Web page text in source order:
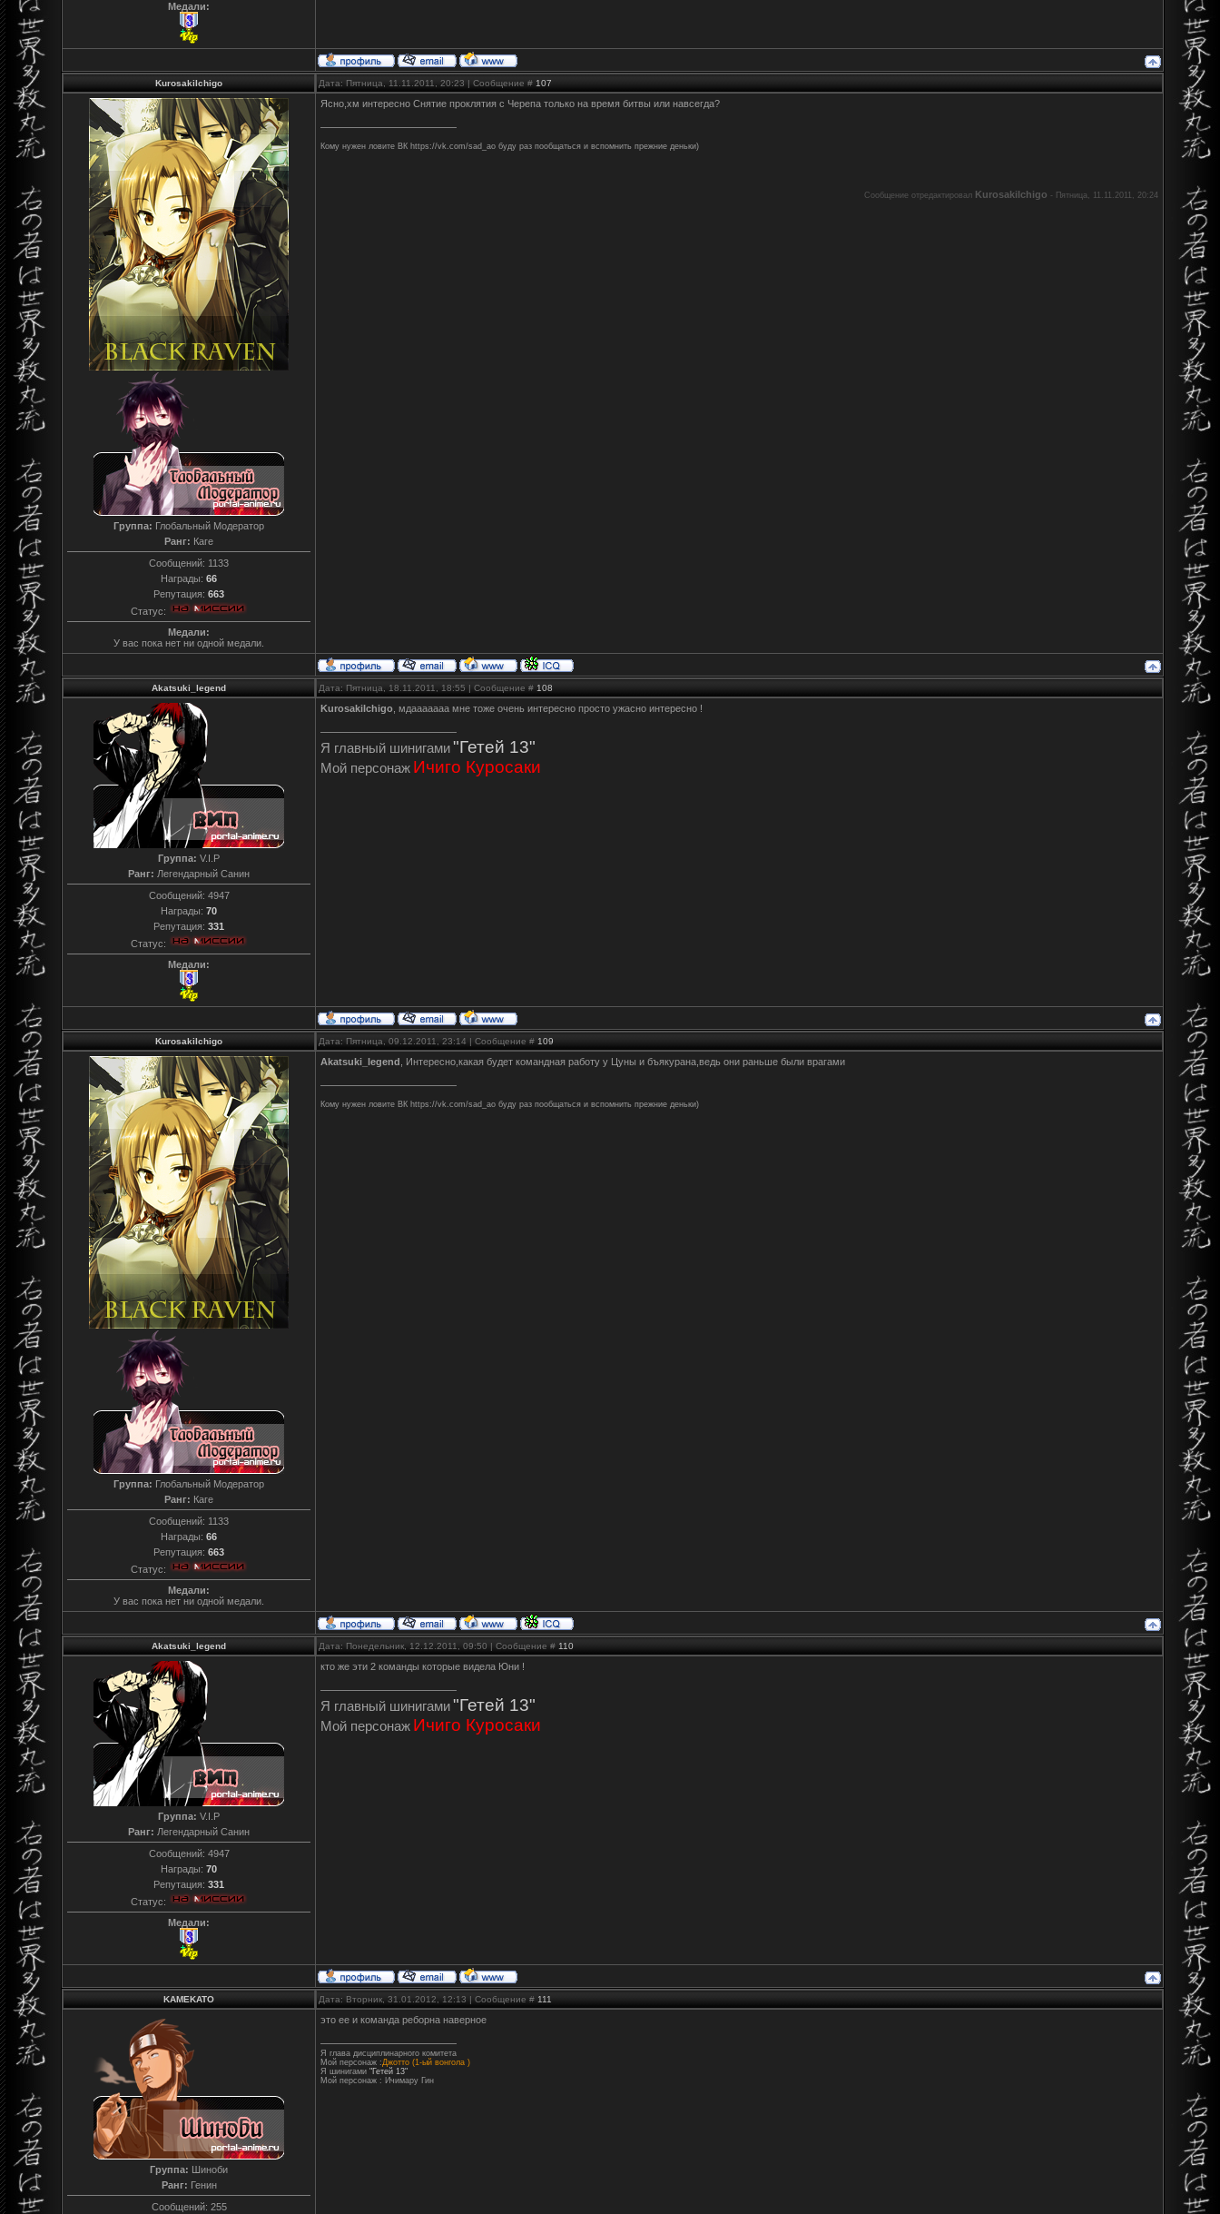
Медали:
KurosakiIchigo Дата: Пятница, 11.11.2011, 20:23 | Сообщение # 107
Группа: Глобальный Модератор
Ранг: Каге
Сообщений: 1133
Награды: 66
Репутация: 663
Статус:
Медали:
У вас пока нет ни одной медали.
Ясно,хм интересно Снятие проклятия с Черепа только на время битвы или навсегда?
Кому нужен ловите ВК https://vk.com/sad_ao буду раз пообщаться и вспомнить прежние деньки)
Сообщение отредактировал KurosakiIchigo - Пятница, 11.11.2011, 20:24
Akatsuki_legend Дата: Пятница, 18.11.2011, 18:55 | Сообщение # 108
Группа: V.I.P
Ранг: Легендарный Санин
Сообщений: 4947
Награды: 70
Репутация: 331
Статус:
Медали:
KurosakiIchigo , мдааааааа мне тоже очень интересно просто ужасно интересно !
Я главный шинигами"Гетей 13"
Мой персонаж Ичиго Куросаки
KurosakiIchigo Дата: Пятница, 09.12.2011, 23:14 | Сообщение # 109
Группа: Глобальный Модератор
Ранг: Каге
Сообщений: 1133
Награды: 66
Репутация: 663
Статус:
Медали:
У вас пока нет ни одной медали.
Akatsuki_legend , Интересно,какая будет командная работу у Цуны и бъякурана,ведь они раньше были врагами
Кому нужен ловите ВК https://vk.com/sad_ao буду раз пообщаться и вспомнить прежние деньки)
Akatsuki_legend Дата: Понедельник, 12.12.2011, 09:50 | Сообщение # 110
Группа: V.I.P
Ранг: Легендарный Санин
Сообщений: 4947
Награды: 70
Репутация: 331
Статус:
Медали:
кто же эти 2 команды которые видела Юни !
Я главный шинигами"Гетей 13"
Мой персонаж Ичиго Куросаки
KAMEKATO Дата: Вторник, 31.01.2012, 12:13 | Сообщение # 111
Группа: Шиноби
Ранг: Генин
Сообщений: 255
это ее и команда реборна наверное
Я глава дисциплинарного комитета
Мой персонаж :Джотто (1-ый вонгола )
Я шинигами "Гетей 13"
Мой персонаж : Ичимару Гин